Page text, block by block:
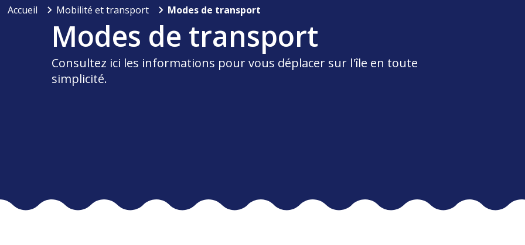
Accueil Mobilité et transport Modes de transport
Modes de transport
Consultez ici les informations pour vous déplacer sur l'île en toute
simplicité.